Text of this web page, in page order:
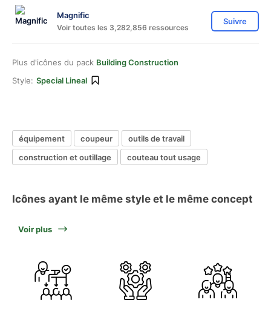
Magnific
Voir toutes les 3,282,856 ressources
Suivre
Plus d'icônes du pack Building Construction
Style: Special Lineal
équipement coupeur
outils de travail
construction et outillage
couteau tout usage
Icônes ayant le même style et le même concept
Voir plus